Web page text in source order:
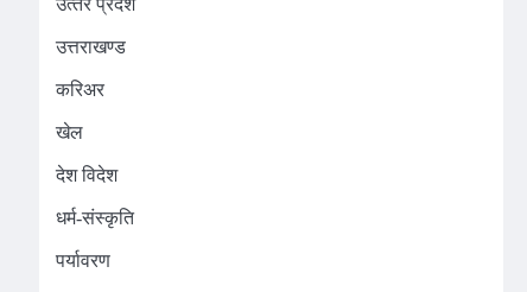
उत्‍तर प्रदेश
उत्तराखण्ड
करिअर
खेल
देश विदेश
धर्म-संस्कृति
पर्यावरण